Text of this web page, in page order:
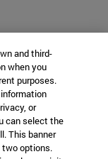
and third-
when you
purposes.
or
can select the
This banner
two options.